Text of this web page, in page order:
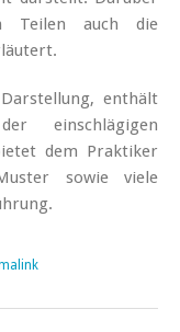
Teilen auch die
enthält
einschlägigen
dem Praktiker
sowie viele